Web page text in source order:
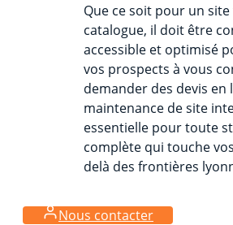
Que ce soit pour un
catalogue, il doit être
accessible et optimisé
vos prospects à vous
demander des devis en
maintenance de site
essentielle pour toute
complète qui touche
delà des frontières
Nous contacter